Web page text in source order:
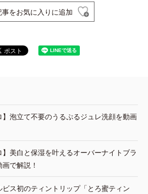
事をお気に入りに追加
】泡立て不要のうるぷるジュレ洗顔を動画
】美白と保湿を叶えるオーバーナイトブラ
で解説！
ビス初のティントリップ「とろ蜜ティン